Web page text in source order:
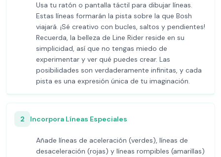
Usa tu ratón o pantalla táctil para dibujar líneas.
Estas líneas formarán la pista sobre la que Bosh
viajará. ¡Sé creativo con bucles, saltos y pendientes!
Recuerda, la belleza de Line Rider reside en su
simplicidad, así que no tengas miedo de
experimentar y ver qué puedes crear. Las
posibilidades son verdaderamente infinitas, y cada
pista es una expresión única de tu imaginación.
2 Incorpora Líneas Especiales
Añade líneas de aceleración (verdes), líneas de
desaceleración (rojas) y líneas rompibles (amarillas)